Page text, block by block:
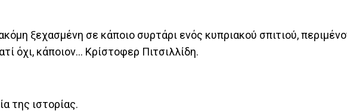
ξεχασμένη σε κάποιο συρτάρι ενός κυπριακού σπιτιού,
όχι, κάποιον… Κρίστοφερ Πιτσιλλίδη.
της ιστορίας.